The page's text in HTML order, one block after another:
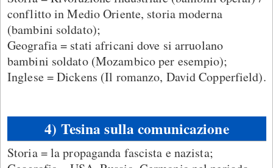
conflitto in Medio Oriente, storia moderna
(bambini soldato);
Geografia = stati africani dove si arruolano
bambini soldato (Mozambico per esempio);
Inglese = Dickens (Il romanzo, David Copperfield).
4) Tesina sulla comunicazione
Storia = la propaganda fascista e nazista;